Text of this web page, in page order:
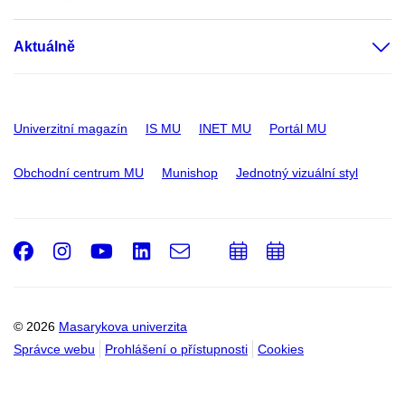
Aktuálně
Univerzitní magazín IS MU INET MU Portál MU
Obchodní centrum MU Munishop Jednotný vizuální styl
© 2026 Masarykova univerzita
Správce webu
Prohlášení o přístupnosti Cookies
Facebook
Instagram
Youtube
LinkedIn
e-
Email
PřidatPřidat